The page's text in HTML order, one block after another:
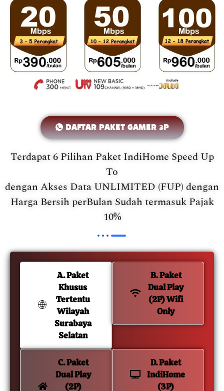
DAFTAR PAKET GAMER 3P
Terdapat 6 Pilihan Paket IndiHome Speed Up
To
dengan Akses Data UNLIMITED (FUP) dengan
Harga Bersih perBulan Sudah termasuk Pajak
10%
A. Paket
Khusus
Tertentu
Wilayah
Surabaya
Selatan
B. Paket
Dual Play
(2P) Wifi
Only
C. Paket
Dual Play
(2P)
D. Paket
IndiHome
(3P)